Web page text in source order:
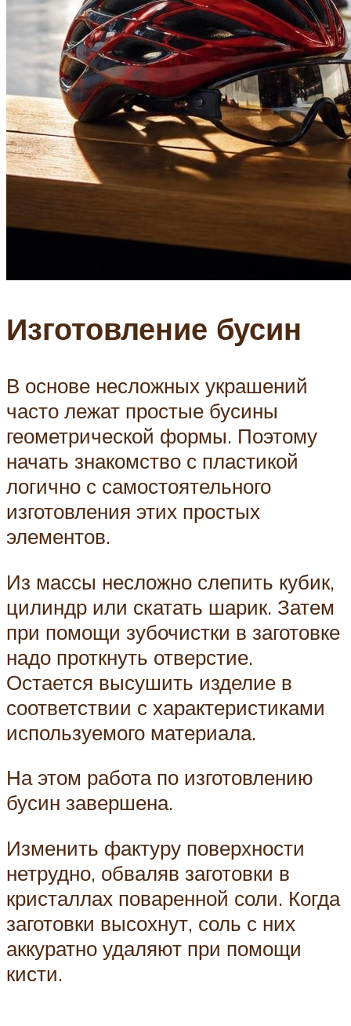
Изготовление бусин
В основе несложных украшений
часто лежат простые бусины
геометрической формы. Поэтому
начать знакомство с пластикой
логично с самостоятельного
изготовления этих простых
элементов.
Из массы несложно слепить кубик,
цилиндр или скатать шарик. Затем
при помощи зубочистки в заготовке
надо проткнуть отверстие.
Остается высушить изделие в
соответствии с характеристиками
используемого материала.
На этом работа по изготовлению
бусин завершена.
Изменить фактуру поверхности
нетрудно, обваляв заготовки в
кристаллах поваренной соли. Когда
заготовки высохнут, соль с них
аккуратно удаляют при помощи
кисти.